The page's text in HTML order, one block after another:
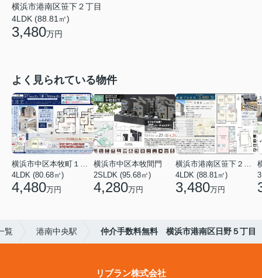
横浜市港南区笹下２丁目
4LDK (88.81㎡)
3,480万円
よく見られている物件
横浜市中区本牧町１丁目
4LDK (80.68㎡)
4,480万円
横浜市中区本牧間門
2SLDK (95.68㎡)
4,280万円
横浜市港南区笹下２丁目
4LDK (88.81㎡)
3,480万円
覧 港南中央駅 仲介手数料無料 横浜市港南区日野５丁目
リブラン株式会社